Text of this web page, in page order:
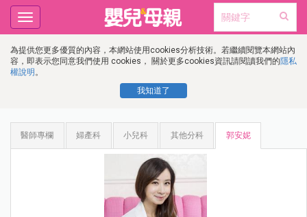
為提供您更多優質的內容，本網站使用cookies分析技術。若繼續閱覽本網站內
容，即表示您同意我們使用 cookies， 關於更多cookies資訊請閱讀我們的隱私
權說明 。
我知道了
Toggle
navigation
醫師專欄 婦產科 小兒科 其他分科 郭安妮